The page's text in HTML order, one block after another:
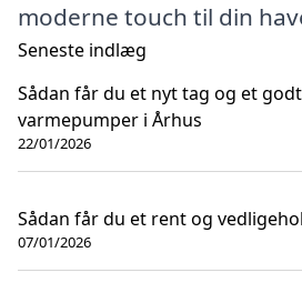
moderne touch til din
Seneste indlæg
Sådan får du et nyt tag og et
varmepumper i Århus
22/01/2026
Sådan får du et rent og
07/01/2026